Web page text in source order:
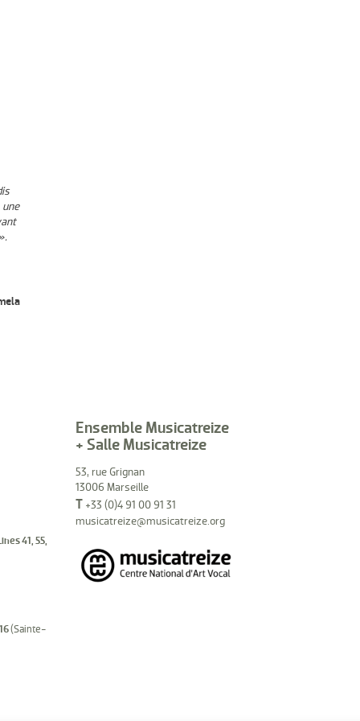
.
41, 55,
(Sainte-
Ensemble Musicatreize
+ Salle Musicatreize
53, rue Grignan
13006 Marseille
T +33 (0)4 91 00 91 31
musicatreize@musicatreize.org